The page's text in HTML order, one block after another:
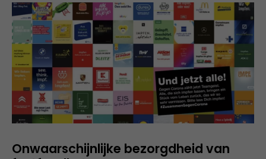
Onwaarschijnlijke bezorgdheid van